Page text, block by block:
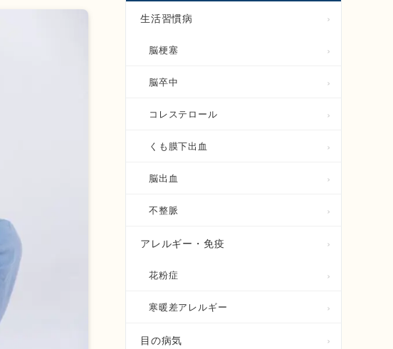
生活習慣病
脳梗塞
脳卒中
コレステロール
くも膜下出血
脳出血
不整脈
アレルギー・免疫
花粉症
寒暖差アレルギー
目の病気